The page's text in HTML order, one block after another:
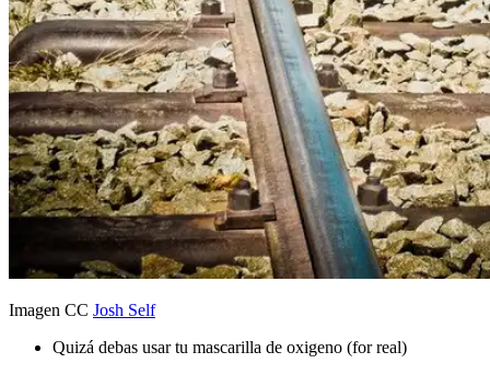
Imagen CC Josh Self
Quizá debas usar tu mascarilla de oxigeno (for real)